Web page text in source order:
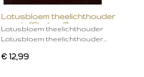
Lotusbloem theelichthouder
oranje (Chakra 2)
Lotusbloem theelichthouder
Lotusbloem theelichthouder…
€ 12,99